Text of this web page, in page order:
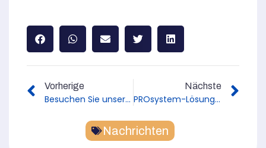
Vorherige
Besuchen Sie unseren Partner Mihm Thermobau GmbH auf der Messe „Wohnen Bauen Ambiente“ in Würzburg
Nächste
PROsystem-Lösung gegen aufsteigende Feuchtigkeit auf der Messe hausplusBAUMESSE in Fulda
Nachrichten